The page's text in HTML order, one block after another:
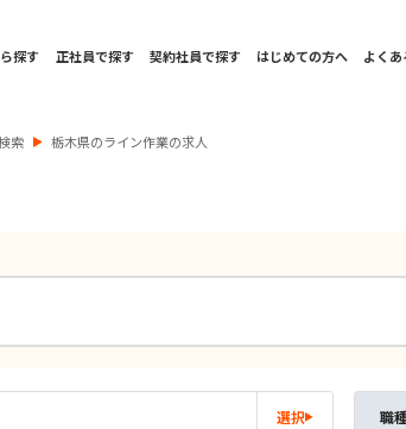
探す 正社員で探す 契約社員で探す はじめての方へ よく
索 栃木県のライン作業の求人
選択 職種